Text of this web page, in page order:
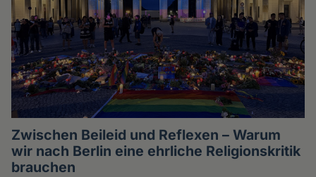
Zwischen Beileid und Reflexen – Warum
wir nach Berlin eine ehrliche Religionskritik
brauchen